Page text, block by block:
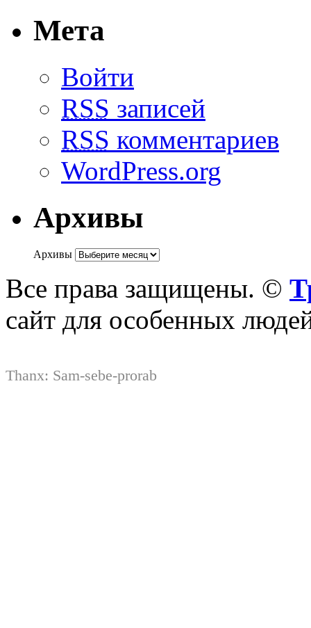
Мета
Войти
RSS записей
RSS комментариев
WordPress.org
Архивы
Архивы
Все права защищены. ©
сайт для особенных
Thanx: Sam-sebe-prorab